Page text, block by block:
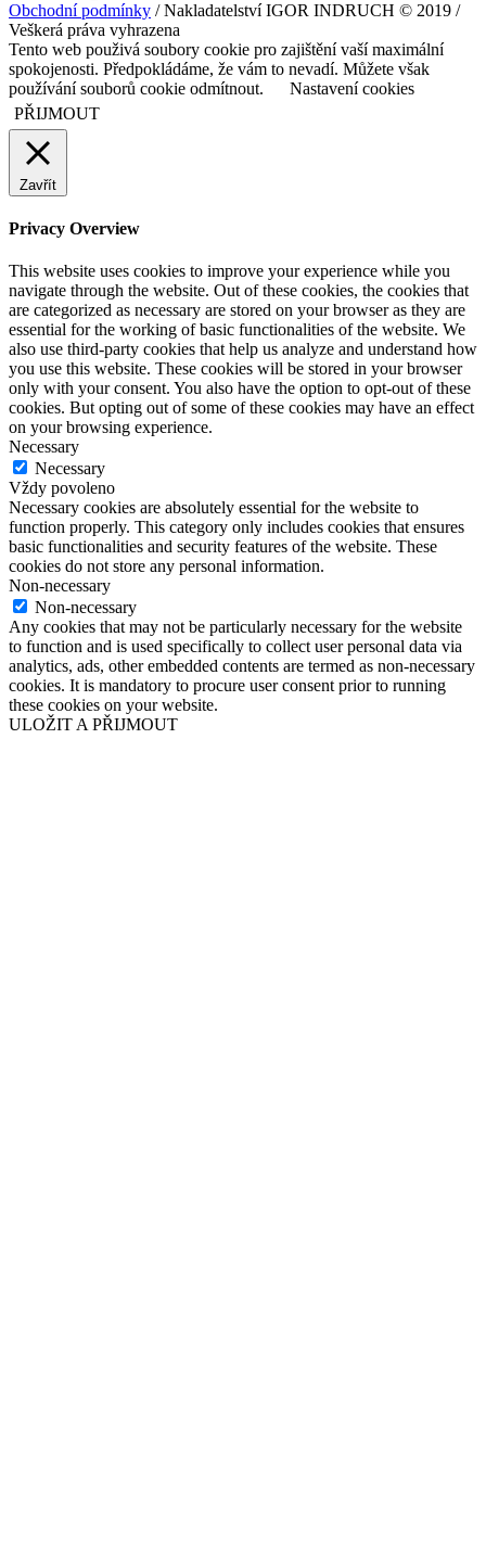
Obchodní podmínky / Nakladatelství IGOR INDRUCH © 2019 /
Veškerá práva vyhrazena
Tento web použivá soubory cookie pro zajištění vaší maximální
spokojenosti. Předpokládáme, že vám to nevadí. Můžete však
používání souborů cookie odmítnout.
Nastavení cookies
PŘIJMOUT
Zavřít
Privacy Overview
This website uses cookies to improve your experience while you
navigate through the website. Out of these cookies, the cookies that
are categorized as necessary are stored on your browser as they are
essential for the working of basic functionalities of the website. We
also use third-party cookies that help us analyze and understand how
you use this website. These cookies will be stored in your browser
only with your consent. You also have the option to opt-out of these
cookies. But opting out of some of these cookies may have an effect
on your browsing experience.
Necessary
Necessary
Vždy povoleno
Necessary cookies are absolutely essential for the website to
function properly. This category only includes cookies that ensures
basic functionalities and security features of the website. These
cookies do not store any personal information.
Non-necessary
Non-necessary
Any cookies that may not be particularly necessary for the website
to function and is used specifically to collect user personal data via
analytics, ads, other embedded contents are termed as non-necessary
cookies. It is mandatory to procure user consent prior to running
these cookies on your website.
ULOŽIT A PŘIJMOUT